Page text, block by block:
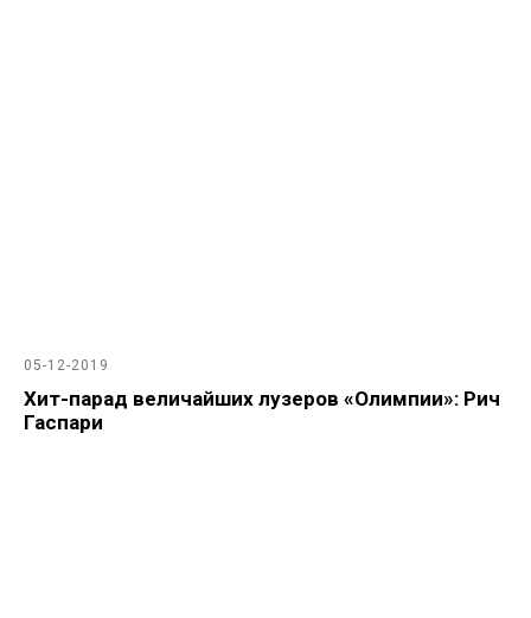
05-12-2019
Хит-парад величайших лузеров «Олимпии»: Рич
Гаспари